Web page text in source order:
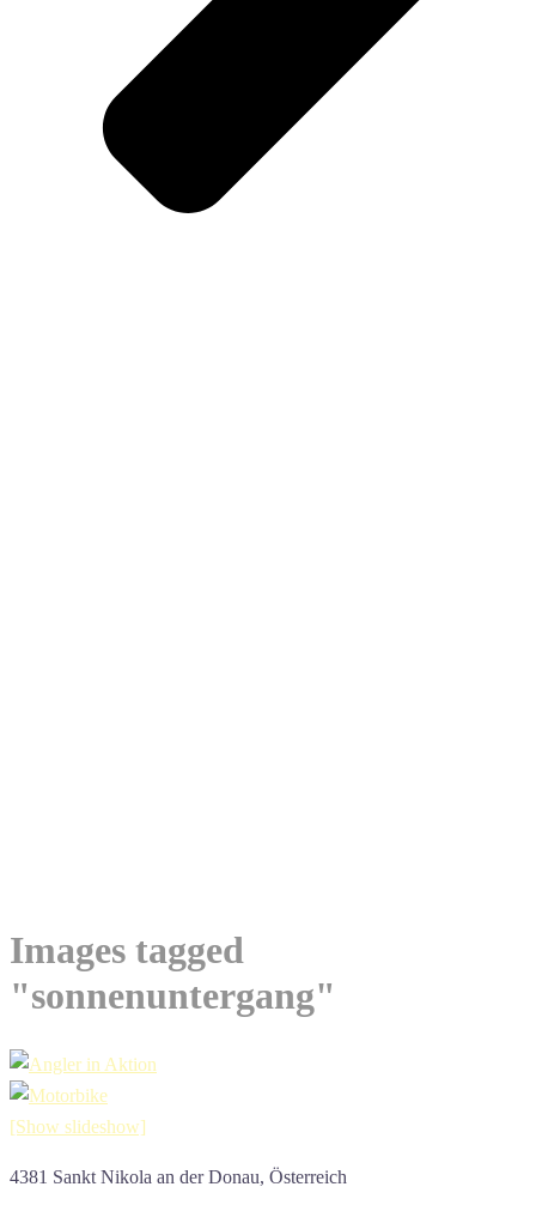
Images tagged
"sonnenuntergang"
[Show slideshow]
4381 Sankt Nikola an der Donau, Österreich